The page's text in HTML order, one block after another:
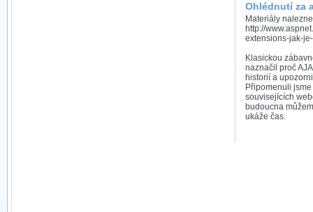
Ohlédnutí za
Materiály
http://
extensions-jak-
Klasickou
naznačil proč
historií a
Připomenuli
souvisejících
budoucna
ukáže čas.